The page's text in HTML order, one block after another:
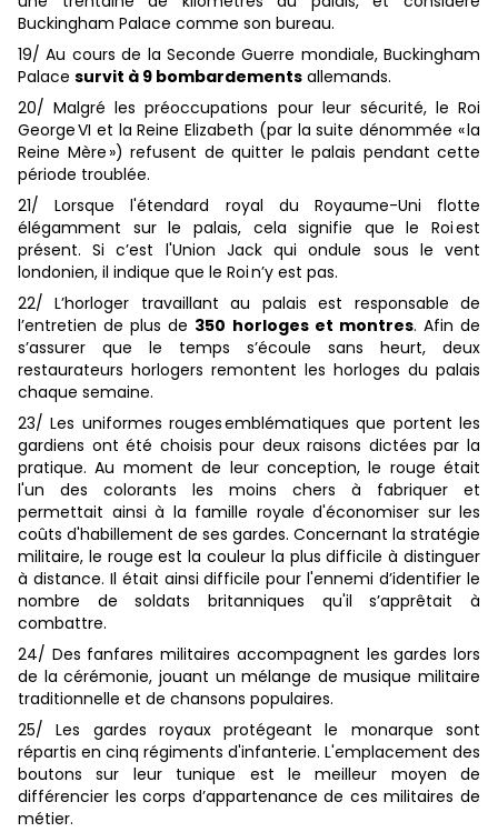
Buckingham Palace comme son bureau.
19/ Au cours de la Seconde Guerre mondiale, Buckingham
Palace survit à 9 bombardements allemands.
20/ Malgré les préoccupations pour leur sécurité, le Roi
George VI et la Reine Elizabeth (par la suite dénommée « la
Reine Mère ») refusent de quitter le palais pendant cette
période troublée.
21/ Lorsque l'étendard royal du Royaume-Uni flotte
élégamment sur le palais, cela signifie que le Roi est
présent. Si c’est l'Union Jack qui ondule sous le vent
londonien, il indique que le Roi n’y est pas.
22/ L’horloger travaillant au palais est responsable de
l’entretien de plus de 350 horloges et montres. Afin de
s’assurer que le temps s’écoule sans heurt, deux
restaurateurs horlogers remontent les horloges du palais
chaque semaine.
23/ Les uniformes rouges emblématiques que portent les
gardiens ont été choisis pour deux raisons dictées par la
pratique. Au moment de leur conception, le rouge était
l'un des colorants les moins chers à fabriquer et
permettait ainsi à la famille royale d'économiser sur les
coûts d'habillement de ses gardes. Concernant la stratégie
militaire, le rouge est la couleur la plus difficile à distinguer
à distance. Il était ainsi difficile pour l'ennemi d’identifier le
nombre de soldats britanniques qu'il s’apprêtait à
combattre.
24/ Des fanfares militaires accompagnent les gardes lors
de la cérémonie, jouant un mélange de musique militaire
traditionnelle et de chansons populaires.
25/ Les gardes royaux protégeant le monarque sont
répartis en cinq régiments d'infanterie. L'emplacement des
boutons sur leur tunique est le meilleur moyen de
différencier les corps d’appartenance de ces militaires de
métier.